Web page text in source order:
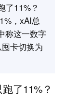
了11%？
，xAI总
称这一数字
卡切换为
了11%？